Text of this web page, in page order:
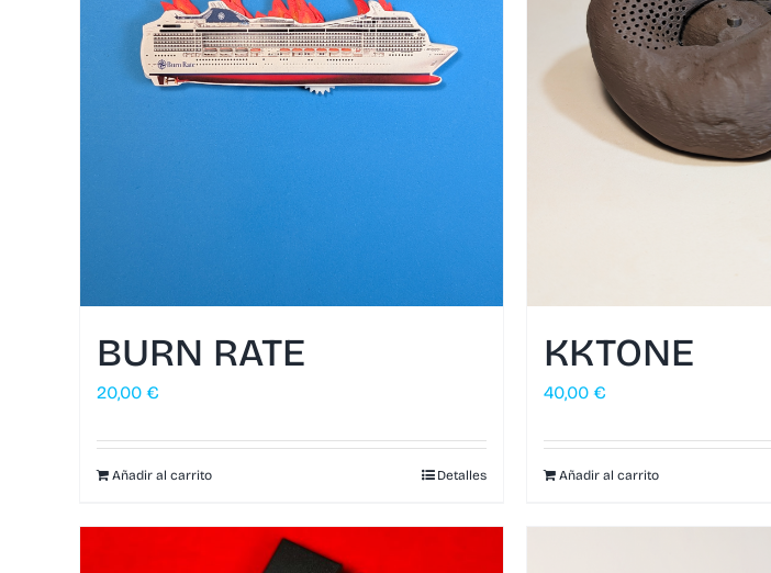
BURN RATE
20,00 €
Añadir al carrito Detalles
KKTONE
40,00 €
Añadir al carrito